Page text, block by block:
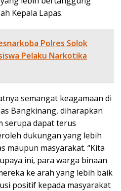
Kepala Lapas.
Polres Solok
Pelaku Narkotika
semangat keagamaan di
Bangkinang, diharapkan
serupa dapat terus
dukungan yang lebih
maupun masyarakat. “Kita
ini, para warga binaan
ke arah yang lebih baik
positif kepada masyarakat